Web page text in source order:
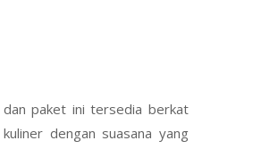
paket ini tersedia berkat
dengan suasana yang